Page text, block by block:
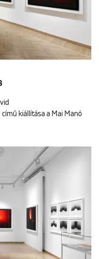
című kiállítása a Mai Manó